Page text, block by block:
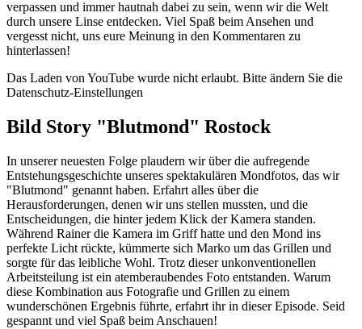
verpassen und immer hautnah dabei zu sein, wenn wir die Welt
durch unsere Linse entdecken. Viel Spaß beim Ansehen und
vergesst nicht, uns eure Meinung in den Kommentaren zu
hinterlassen!
Das Laden von YouTube wurde nicht erlaubt. Bitte ändern Sie die
Datenschutz-Einstellungen
Bild Story "Blutmond" Rostock
In unserer neuesten Folge plaudern wir über die aufregende
Entstehungsgeschichte unseres spektakulären Mondfotos, das wir
"Blutmond" genannt haben. Erfahrt alles über die
Herausforderungen, denen wir uns stellen mussten, und die
Entscheidungen, die hinter jedem Klick der Kamera standen.
Während Rainer die Kamera im Griff hatte und den Mond ins
perfekte Licht rückte, kümmerte sich Marko um das Grillen und
sorgte für das leibliche Wohl. Trotz dieser unkonventionellen
Arbeitsteilung ist ein atemberaubendes Foto entstanden. Warum
diese Kombination aus Fotografie und Grillen zu einem
wunderschönen Ergebnis führte, erfahrt ihr in dieser Episode. Seid
gespannt und viel Spaß beim Anschauen!